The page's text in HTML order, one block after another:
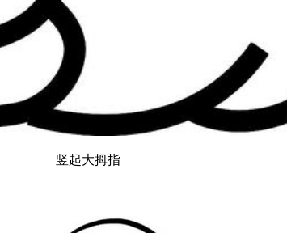
竖起大拇指